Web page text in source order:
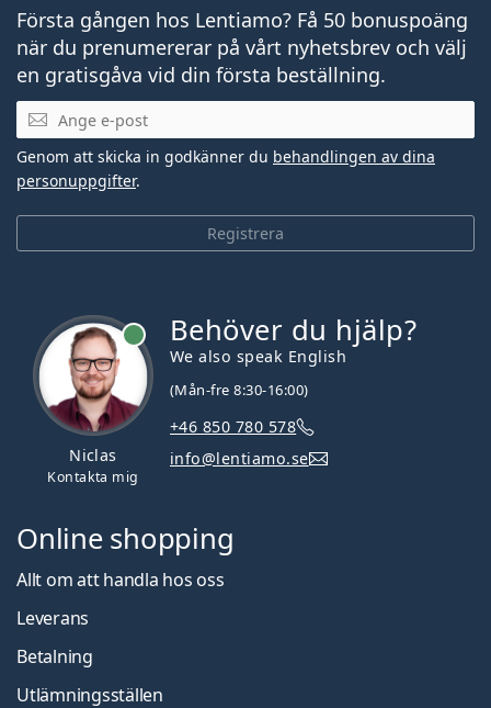
Första gången hos Lentiamo? Få 50 bonuspoäng
när du prenumererar på vårt nyhetsbrev och välj
en gratisgåva vid din första beställning.
Mejladress
Registrera
Genom att skicka in godkänner du behandlingen av dina
personuppgifter.
Niclas
Kontakta mig
Behöver du hjälp?
We also speak English
(Mån-fre 8:30-16:00)
+46 850 780 578
info@lentiamo.se
Online shopping
Allt om att handla hos oss
Leverans
Betalning
Utlämningsställen